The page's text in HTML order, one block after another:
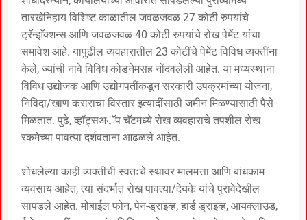
तारखेनिहाय विशिष्ट काळातील जवळजवळ 27 कोटी रुपयांचे
ट्रॅन्झॅक्शन्स आणि जवळजवळ 40 कोटी रुपयांचे रोख पेमेंट यांचा
समावेश आहे. यापुढील व्यवहारातील 23 कोटींचे पेमेंट विविध व्यक्तींना
केले, ज्यांची नावे विविध कोडनेमसह नोंदवलेली आहेत. या मध्यस्थांना
विविध उद्योजक आणि उद्योगपतींकडून सरकारी उपक्रमांच्या योजना,
निविदा/खाण कराराचा विस्तार इत्यादींसाठी जमीन मिळण्यासाठी पैसे
मिळतात. पुढे, व्हॉट्सअॅप चॅटमध्ये रोख व्यवहाराचे तपशील रोख
रकमेच्या पावत्या दर्शवताना आढळले आहेत.
शोधलेल्या काही व्यक्तींची स्वतःचे स्थावर मालमत्ता आणि बांधकाम
व्यवसाय आहेत, त्या संदर्भात रोख पावत्या/देयके यांचे पुरावेदेखील
सापडले आहेत. मोबाईल फोन, पेन-ड्राइव्ह, हार्ड ड्राइव्ह, आयक्लाउड,